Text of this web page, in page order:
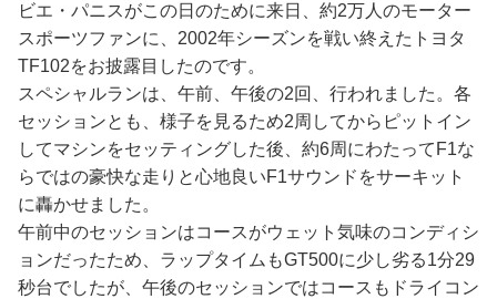
ビエ・パニスがこの日のために来日、約2万人のモーター
スポーツファンに、2002年シーズンを戦い終えたトヨタ
TF102をお披露目したのです。
スペシャルランは、午前、午後の2回、行われました。各
セッションとも、様子を見るため2周してからピットイン
してマシンをセッティングした後、約6周にわたってF1な
らではの豪快な走りと心地良いF1サウンドをサーキット
に轟かせました。
午前中のセッションはコースがウェット気味のコンディシ
ョンだったため、ラップタイムもGT500に少し劣る1分29
秒台でしたが、午後のセッションではコースもドライコン